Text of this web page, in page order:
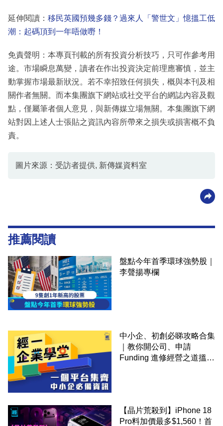
延伸閱讀： 移民英國預幾多錢？過來人「警世文」憶搵工低
潮：起碼頂到一年唔做嘢！
免責聲明：本專頁刊載的所有投資分析技巧，只可作參考用
途。市場瞬息萬變，讀者在作出投資決定前理應審慎，並主
動掌握市場最新狀況。若不幸招致任何損失，概與本刊及相
關作者無關。而本集團旗下網站或社交平台的網誌內容及觀
點，僅屬筆者個人意見，與新傳媒立場無關。本集團旗下網
站對因上述人士張貼之資訊內容所帶來之損失或損害概不負
責。
圖片來源：受訪者提供, 新傳媒資料室
推薦閱讀
盤點今年首季環球強勢股｜
李聲揚專欄
中小企、初創必睇攻略合集
｜教你開公司、申請
Funding 進修經營之道搵大
【晶片荒殺到】iPhone 18
Pro料加價最多$1,560！首